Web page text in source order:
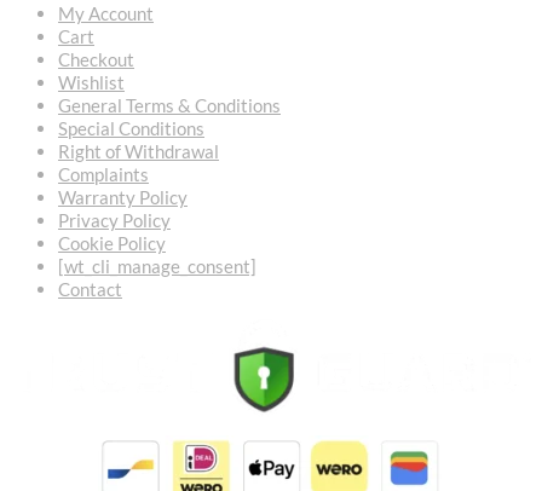
My Account
Cart
Checkout
Wishlist
General Terms & Conditions
Special Conditions
Right of Withdrawal
Complaints
Warranty Policy
Privacy Policy
Cookie Policy
[wt_cli_manage_consent]
Contact